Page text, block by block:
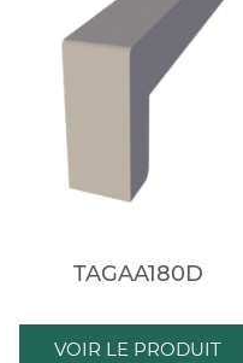
TAGAA180D
VOIR LE PRODUIT